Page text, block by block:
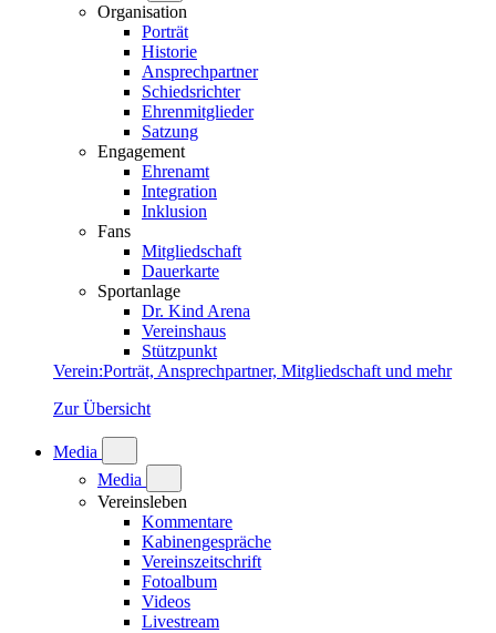
Organisation
Porträt
Historie
Ansprechpartner
Schiedsrichter
Ehrenmitglieder
Satzung
Engagement
Ehrenamt
Integration
Inklusion
Fans
Mitgliedschaft
Dauerkarte
Sportanlage
Dr. Kind Arena
Vereinshaus
Stützpunkt
Verein:Porträt, Ansprechpartner, Mitgliedschaft und mehr
Zur Übersicht
Media
Media
Vereinsleben
Kommentare
Kabinengespräche
Vereinszeitschrift
Fotoalbum
Videos
Livestream